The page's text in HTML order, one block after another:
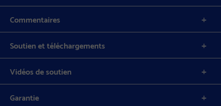
Commentaires
Soutien et téléchargements
Vidéos de soutien
Garantie